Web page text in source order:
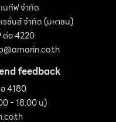
นทีฟ จำกัด
รชั่นส์ จำกัด (มหาชน)
ต่อ 4220
feedback
4180
- 18.00 น)